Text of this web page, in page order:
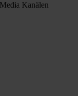
Kanälen